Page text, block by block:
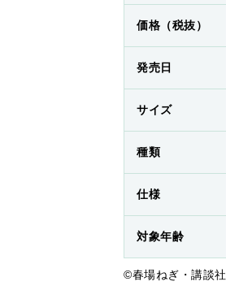
価格（税抜）
発売日
サイズ
種類
仕様
対象年齢
©春場ねぎ・講談